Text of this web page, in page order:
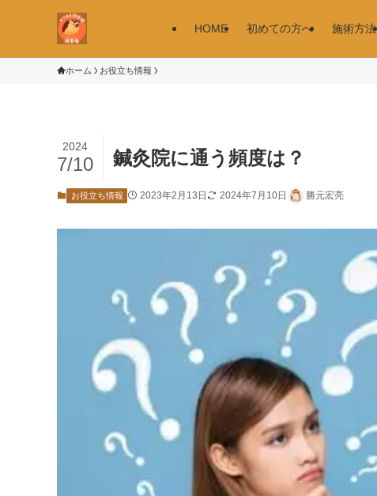
HOME 初めての方へ 施術方法
ホーム お役立ち情報
鍼灸院に通う頻度は？
2024
7/10
お役立ち情報 2023年2月13日 2024年7月10日 勝元宏亮